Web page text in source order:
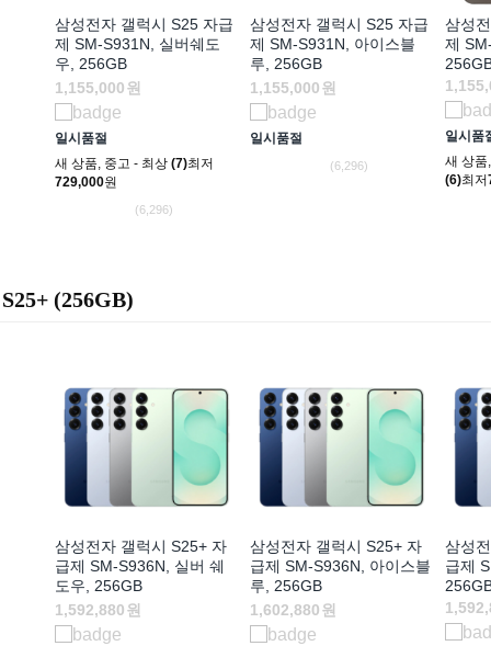
삼성전자 갤럭시 S25 자급
제 SM-S931N, 실버쉐도
우, 256GB
1,155,000원
일시품절
새 상품, 중고 - 최상 (7)최저
729,000원
(6,296)
삼성전자 갤럭시 S25 자급
제 SM-S931N, 아이스블
루, 256GB
1,155,000원
일시품절
(6,296)
삼성
제
일시품
새 상품
(6)최저
S25+ (256GB)
삼성전자 갤럭시 S25+ 자
급제 SM-S936N, 실버 쉐
도우, 256GB
1,592,880원
삼성전자 갤럭시 S25+ 자
급제 SM-S936N, 아이스블
루, 256GB
1,602,880원
삼성
급제